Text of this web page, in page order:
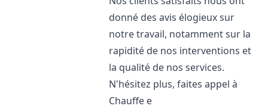
donné des avis élogieux sur
notre travail, notamment sur la
rapidité de nos interventions et
la qualité de nos services.
N'hésitez plus, faites appel à
Chauffe e